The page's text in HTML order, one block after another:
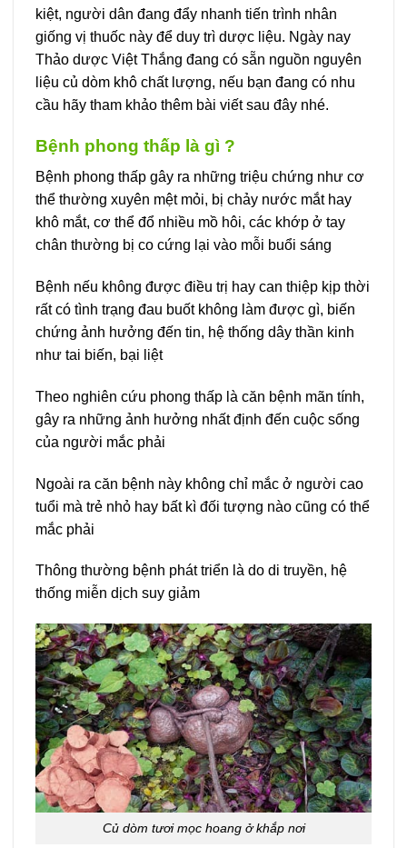
kiệt, người dân đang đẩy nhanh tiến trình nhân
giống vị thuốc này để duy trì dược liệu. Ngày nay
Thảo dược Việt Thắng đang có sẵn nguồn nguyên
liệu củ dòm khô chất lượng, nếu bạn đang có nhu
cầu hãy tham khảo thêm bài viết sau đây nhé.
Bệnh phong thấp là gì ?
Bệnh phong thấp gây ra những triệu chứng như cơ
thể thường xuyên mệt mỏi, bị chảy nước mắt hay
khô mắt, cơ thể đổ nhiều mồ hôi, các khớp ở tay
chân thường bị co cứng lại vào mỗi buổi sáng
Bệnh nếu không được điều trị hay can thiệp kịp thời
rất có tình trạng đau buốt không làm được gì, biến
chứng ảnh hưởng đến tin, hệ thống dây thần kinh
như tai biến, bại liệt
Theo nghiên cứu phong thấp là căn bệnh mãn tính,
gây ra những ảnh hưởng nhất định đến cuộc sống
của người mắc phải
Ngoài ra căn bệnh này không chỉ mắc ở người cao
tuổi mà trẻ nhỏ hay bất kì đối tượng nào cũng có thể
mắc phải
Thông thường bệnh phát triển là do di truyền, hệ
thống miễn dịch suy giảm
Củ dòm tươi mọc hoang ở khắp nơi